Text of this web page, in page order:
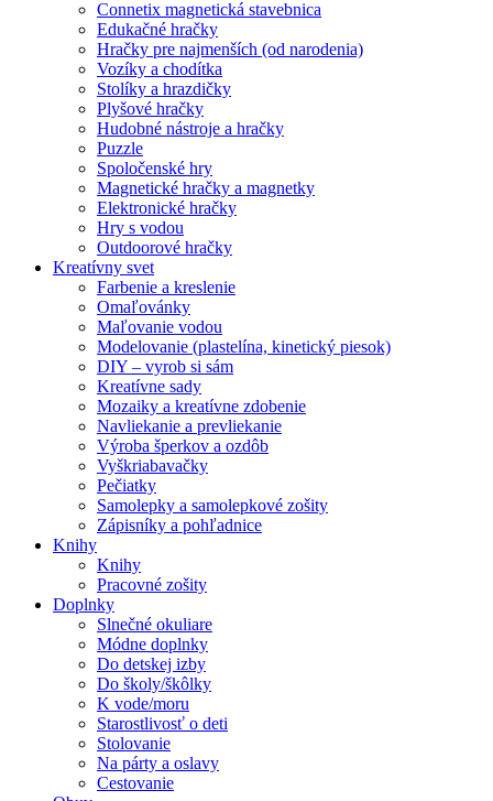
Connetix magnetická stavebnica
Edukačné hračky
Hračky pre najmenších (od narodenia)
Vozíky a chodítka
Stolíky a hrazdičky
Plyšové hračky
Hudobné nástroje a hračky
Puzzle
Spoločenské hry
Magnetické hračky a magnetky
Elektronické hračky
Hry s vodou
Outdoorové hračky
Kreatívny svet
Farbenie a kreslenie
Omaľovánky
Maľovanie vodou
Modelovanie (plastelína, kinetický piesok)
DIY – vyrob si sám
Kreatívne sady
Mozaiky a kreatívne zdobenie
Navliekanie a prevliekanie
Výroba šperkov a ozdôb
Vyškriabavačky
Pečiatky
Samolepky a samolepkové zošity
Zápisníky a pohľadnice
Knihy
Knihy
Pracovné zošity
Doplnky
Slnečné okuliare
Módne doplnky
Do detskej izby
Do školy/škôlky
K vode/moru
Starostlivosť o deti
Stolovanie
Na párty a oslavy
Cestovanie